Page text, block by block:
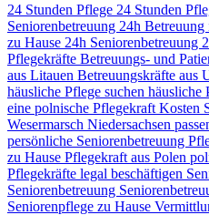
24 Stunden Pflege 24 Stunden
Seniorenbetreuung 24h Betreuung
zu Hause 24h Seniorenbetreuung
Pflegekräfte Betreuungs- und
aus Litauen Betreuungskräfte aus
häusliche Pflege suchen häusliche
eine polnische Pflegekraft Kosten
Wesermarsch Niedersachsen
persönliche Seniorenbetreuung
zu Hause Pflegekraft aus Polen
Pflegekräfte legal beschäftigen
Seniorenbetreuung
Seniorenpflege zu Hause